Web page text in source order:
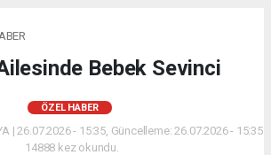
Bebek Sevinci
ÖZEL HABER
| 26.07.2026 - 15:35, Güncelleme: 26.07.2026 - 15:35
14888 kez okundu.